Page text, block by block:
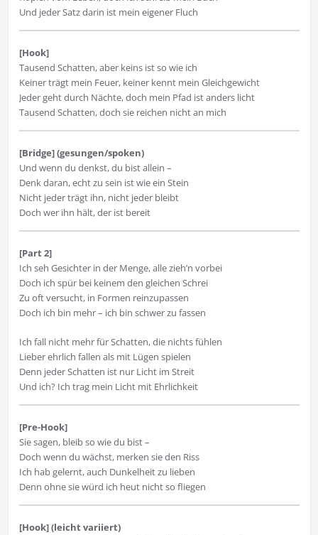
Und jeder Satz darin ist mein eigener Fluch
[Hook]
Tausend Schatten, aber keins ist so wie ich
Keiner trägt mein Feuer, keiner kennt mein Gleichgewicht
Jeder geht durch Nächte, doch mein Pfad ist anders licht
Tausend Schatten, doch sie reichen nicht an mich
[Bridge] (gesungen/spoken)
Und wenn du denkst, du bist allein –
Denk daran, echt zu sein ist wie ein Stein
Nicht jeder trägt ihn, nicht jeder bleibt
Doch wer ihn hält, der ist bereit
[Part 2]
Ich seh Gesichter in der Menge, alle zieh’n vorbei
Doch ich spür bei keinem den gleichen Schrei
Zu oft versucht, in Formen reinzupassen
Doch ich bin mehr – ich bin schwer zu fassen
Ich fall nicht mehr für Schatten, die nichts fühlen
Lieber ehrlich fallen als mit Lügen spielen
Denn jeder Schatten ist nur Licht im Streit
Und ich? Ich trag mein Licht mit Ehrlichkeit
[Pre-Hook]
Sie sagen, bleib so wie du bist –
Doch wenn du wächst, merken sie den Riss
Ich hab gelernt, auch Dunkelheit zu lieben
Denn ohne sie würd ich heut nicht so fliegen
[Hook] (leicht variiert)